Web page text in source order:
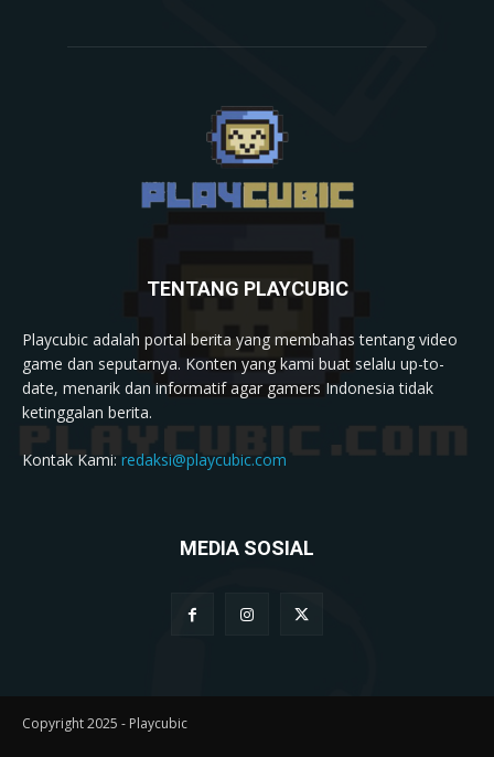
TENTANG PLAYCUBIC
Playcubic adalah portal berita yang membahas tentang video
game dan seputarnya. Konten yang kami buat selalu up-to-
date, menarik dan informatif agar gamers Indonesia tidak
ketinggalan berita.
Kontak Kami:redaksi@playcubic.com
MEDIA SOSIAL
Copyright 2025 - Playcubic